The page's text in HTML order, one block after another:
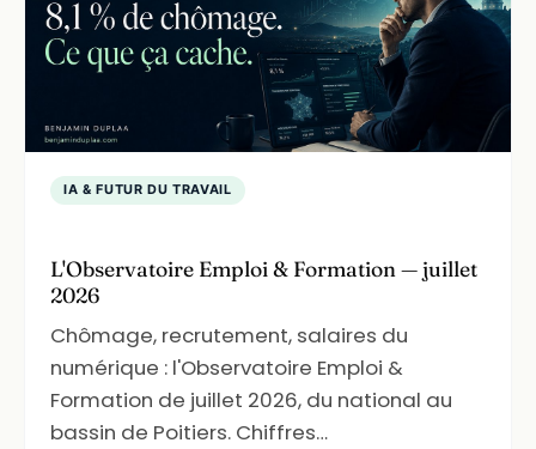
IA & FUTUR DU TRAVAIL
L'Observatoire Emploi & Formation — juillet
2026
Chômage, recrutement, salaires du
numérique : l'Observatoire Emploi &
Formation de juillet 2026, du national au
bassin de Poitiers. Chiffres…